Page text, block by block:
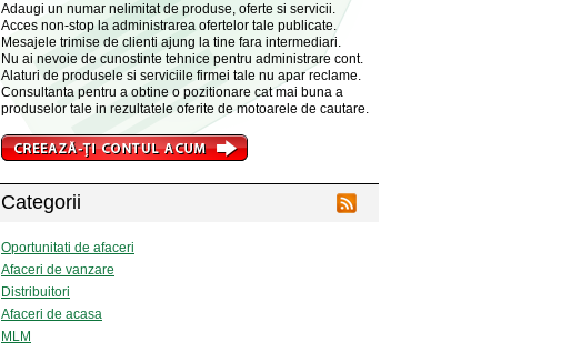
Adaugi un numar nelimitat de produse, oferte si servicii.
Acces non-stop la administrarea ofertelor tale publicate.
Mesajele trimise de clienti ajung la tine fara intermediari.
Nu ai nevoie de cunostinte tehnice pentru administrare cont.
Alaturi de produsele si serviciile firmei tale nu apar reclame.
Consultanta pentru a obtine o pozitionare cat mai buna a
produselor tale in rezultatele oferite de motoarele de cautare.
Categorii
Oportunitati de afaceri
Afaceri de vanzare
Distribuitori
Afaceri de acasa
MLM